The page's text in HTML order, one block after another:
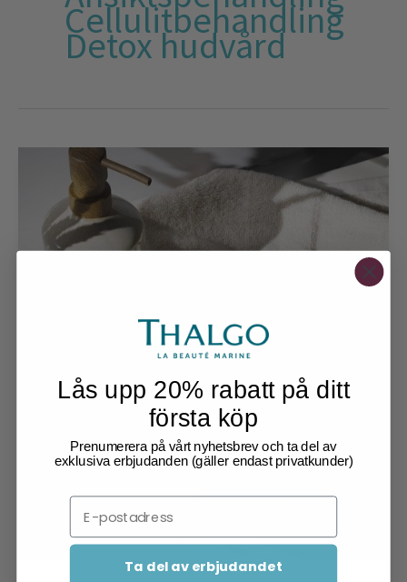
Cellulitbehandling
Detox hudvård
mikroniserade
marina
Lås upp 20% rabatt på ditt
första köp
Prenumerera på vårt nyhetsbrev och ta del av
exklusiva erbjudanden (gäller endast privatkunder)
Email
Ta del av erbjudandet